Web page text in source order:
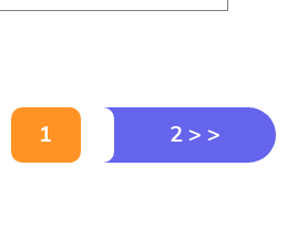
1 2 > >